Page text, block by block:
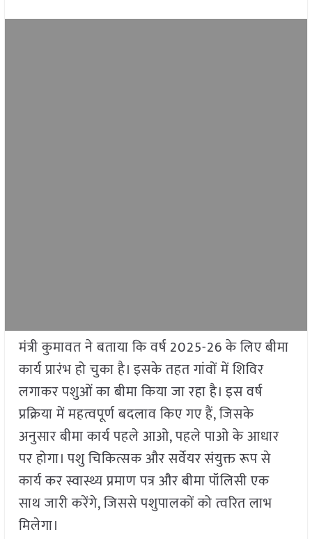
मंत्री कुमावत ने बताया कि वर्ष 2025-26 के लिए बीमा
कार्य प्रारंभ हो चुका है। इसके तहत गांवों में शिविर
लगाकर पशुओं का बीमा किया जा रहा है। इस वर्ष
प्रक्रिया में महत्वपूर्ण बदलाव किए गए हैं, जिसके
अनुसार बीमा कार्य पहले आओ, पहले पाओ के आधार
पर होगा। पशु चिकित्सक और सर्वेयर संयुक्त रूप से
कार्य कर स्वास्थ्य प्रमाण पत्र और बीमा पॉलिसी एक
साथ जारी करेंगे, जिससे पशुपालकों को त्वरित लाभ
मिलेगा।